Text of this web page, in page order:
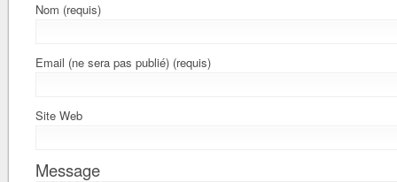
Nom (requis)
Email (ne sera pas publié) (requis)
Site Web
Message